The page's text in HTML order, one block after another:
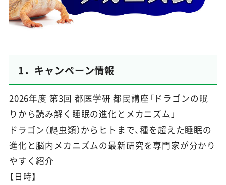
1．キャンペーン情報
2026年度 第3回 都医学研 都民講座「ドラゴンの眠
りから読み解く睡眠の進化とメカニズム」
ドラゴン（爬虫類）からヒトまで、種を超えた睡眠の
進化と脳内メカニズムの最新研究を専門家が分かり
やすく紹介
【日時】